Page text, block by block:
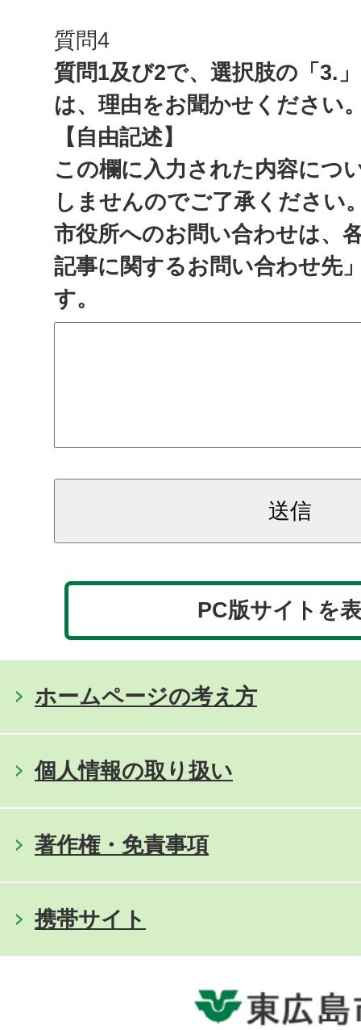
質問4
質問1及び2で、選択肢の「3.
は、理由をお聞かせください
【自由記述】
この欄に入力された内容につ
しませんのでご了承ください
市役所へのお問い合わせは、
記事に関するお問い合わせ先
す。
PC版サイトを
ホームページの考え方
個人情報の取り扱い
著作権・免責事項
携帯サイト